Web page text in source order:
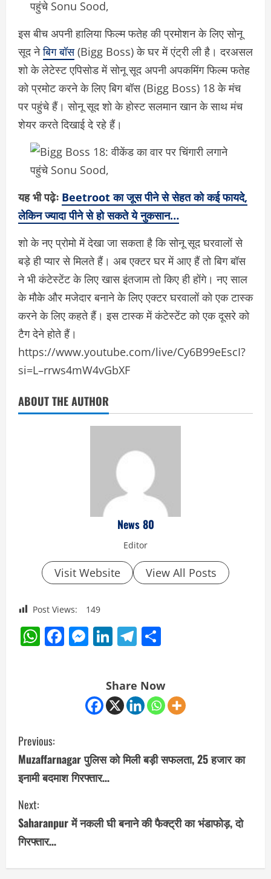
इस बीच अपनी हालिया फिल्म फतेह की प्रमोशन के लिए सोनू
सूद नेबिग बॉस(Bigg Boss) के घर में एंट्री ली है। दरअसल
शो के लेटेस्ट एपिसोड में सोनू सूद अपनी अपकमिंग फिल्म फतेह
को प्रमोट करने के लिए बिग बॉस (Bigg Boss) 18 के मंच
पर पहुंचे हैं। सोनू सूद शो के होस्ट सलमान खान के साथ मंच
शेयर करते दिखाई दे रहे हैं।
यह भी पढ़ेः Beetroot का जूस पीने से सेहत को कई फायदे,
लेकिन ज्यादा पीने से हो सकते ये नुकसान…
शो के नए प्रोमो में देखा जा सकता है कि सोनू सूद घरवालों से
बड़े ही प्यार से मिलते हैं। अब एक्टर घर में आए हैं तो बिग बॉस
ने भी कंटेस्टेंट के लिए खास इंतजाम तो किए ही होंगे। नए साल
के मौके और मजेदार बनाने के लिए एक्टर घरवालों को एक टास्क
करने के लिए कहते हैं। इस टास्क में कंटेस्टेंट को एक दूसरे को
टैग देने होते हैं।
https://www.youtube.com/live/Cy6B99eEscI?
si=L–rrws4mW4vGbXF
ABOUT THE AUTHOR
News 80
Editor
Visit Website View All Posts
Post Views: 149
WhatsApp
Facebook
Messenger
LinkedIn
Telegram
Share Now
C
o
n
t
i
n
Previous:
Muzaffarnagar पुलिस को मिली बड़ी सफलता, 25 हजार का
इनामी बदमाश गिरफ्तार…
Next:
Saharanpur में नकली घी बनाने की फैक्ट्री का भंडाफोड़, दो
गिरफ्तार…